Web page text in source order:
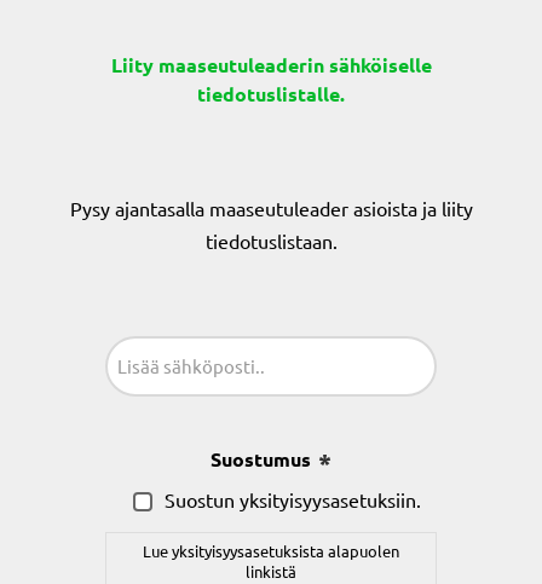
Liity maaseutuleaderin sähköiselle
tiedotuslistalle.
Pysy ajantasalla maaseutuleader asioista ja liity
tiedotuslistaan.
Suostumus
Suostun yksityisyysasetuksiin.
Lue yksityisyysasetuksista alapuolen
linkistä